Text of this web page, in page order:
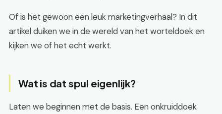
Of is het gewoon een leuk marketingverhaal? In dit
artikel duiken we in de wereld van het worteldoek en
kijken we of het echt werkt.
Wat is dat spul eigenlijk?
Laten we beginnen met de basis. Een onkruiddoek